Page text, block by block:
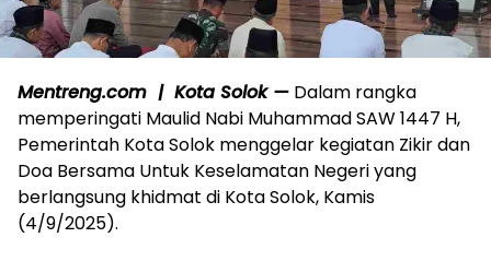
Mentreng.com | Kota Solok — Dalam rangka
memperingati Maulid Nabi Muhammad SAW 1447 H,
Pemerintah Kota Solok menggelar kegiatan Zikir dan
Doa Bersama Untuk Keselamatan Negeri yang
berlangsung khidmat di Kota Solok, Kamis
(4/9/2025).